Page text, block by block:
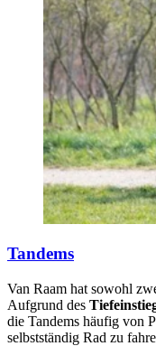
Tandems
Van Raam hat sowohl
Aufgrund des
die Tandems häufig von
selbstständig Rad zu